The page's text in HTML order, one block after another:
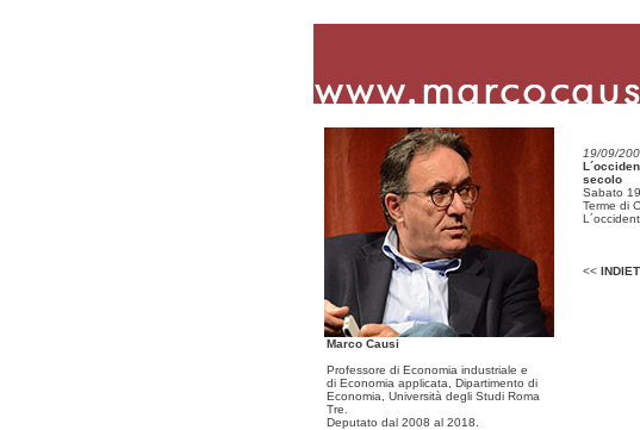
Marco Causi
Professore di Economia industriale e
di Economia applicata, Dipartimento di
Economia, Università degli Studi Roma
Tre.
Deputato dal 2008 al 2018.
19/09/
secolo
Sabato
Terme di
<<